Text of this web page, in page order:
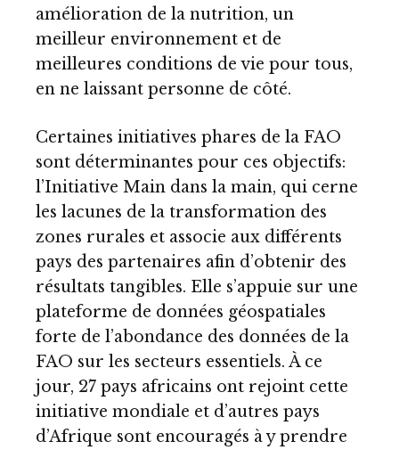
amélioration de la nutrition, un
meilleur environnement et de
meilleures conditions de vie pour tous,
en ne laissant personne de côté.
Certaines initiatives phares de la FAO
sont déterminantes pour ces objectifs:
l’Initiative Main dans la main, qui cerne
les lacunes de la transformation des
zones rurales et associe aux différents
pays des partenaires afin d’obtenir des
résultats tangibles. Elle s’appuie sur une
plateforme de données géospatiales
forte de l’abondance des données de la
FAO sur les secteurs essentiels. À ce
jour, 27 pays africains ont rejoint cette
initiative mondiale et d’autres pays
d’Afrique sont encouragés à y prendre